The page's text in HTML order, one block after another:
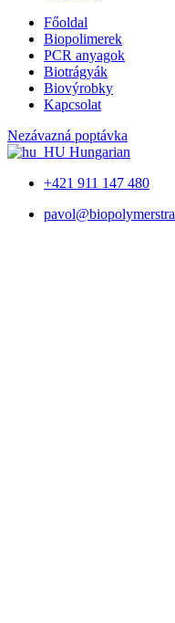
Főoldal
Biopolimerek
PCR anyagok
Biotrágyák
Biovýrobky
Kapcsolat
Nezávazná poptávka
Hungarian
+421 911 147 480